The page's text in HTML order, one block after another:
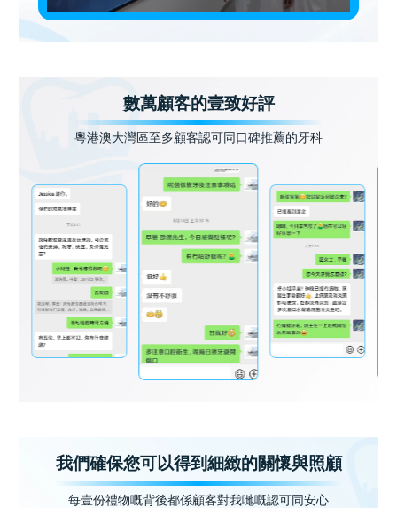
數萬顧客的壹致好評
粵港澳大灣區至多顧客認可同口碑推薦的牙科
我們確保您可以得到細緻的關懷與照顧
每壹份禮物嘅背後都係顧客對我哋嘅認可同安心